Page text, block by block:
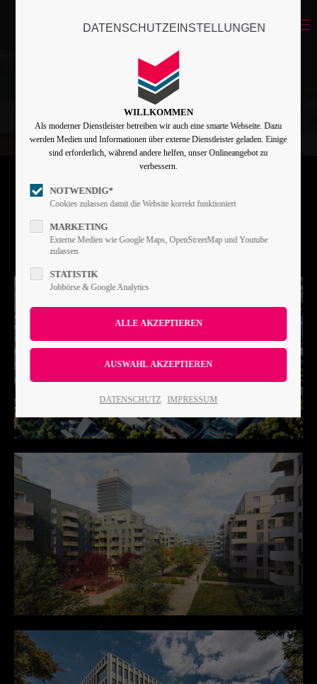
Passwort
Angemeldet bleiben
Anmelden
Register
Lorem ipsum dolor sit amet:
24h/ 365days
We offer support for our customers
Mon - Fri 8:00am - 5:00pm
Get in touch
Cybersteel Inc.
376-293 City Road, Suite 600
San Francisco, CA 94102
+44 1234 567 890
Drop us a line
Menu
DATENSCHUTZEINSTELLUNGEN
WILLKOMMEN
Als moderner Dienstleister betreiben wir auch eine smarte Webseite. Dazu
werden Medien und Informationen über externe Dienstleister geladen. Einige
sind erforderlich, während andere helfen, unser Onlineangebot zu
verbessern.
NOTWENDIG*
Cookies zulassen damit die Website korrekt funktioniert
MARKETING
Externe Medien wie Google Maps, OpenStreetMap und Youtube
zulassen
STATISTIK
Jobbörse & Google Analytics
DATENSCHUTZ IMPRESSUM